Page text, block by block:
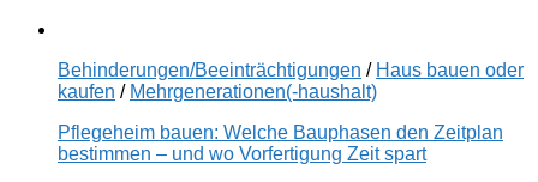
Behinderungen/Beeinträchtigungen / Haus bauen oder
kaufen / Mehrgenerationen(-haushalt)
Pflegeheim bauen: Welche Bauphasen den Zeitplan
bestimmen – und wo Vorfertigung Zeit spart